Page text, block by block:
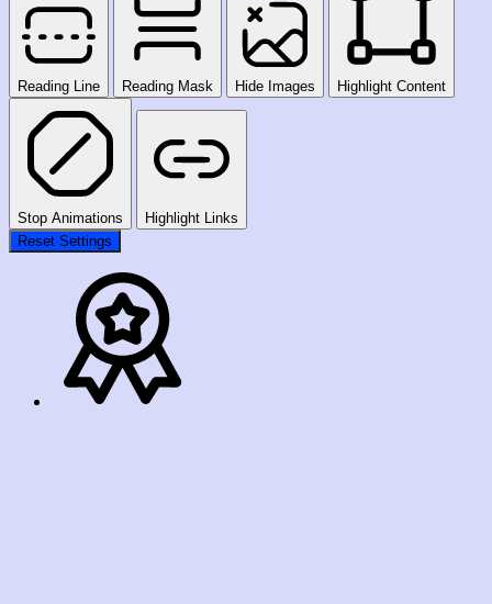
Reading Line Reading Mask Hide Images Highlight Content
Stop Animations
Highlight Links
Reset Settings